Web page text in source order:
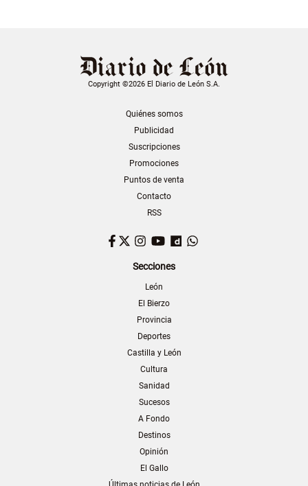
Copyright ©2026 El Diario de León S.A.
Quiénes somos
Publicidad
Suscripciones
Promociones
Puntos de venta
Contacto
RSS
Facebook
TwitterInstagram
YouTubeDailymotion
Secciones
León
El Bierzo
Provincia
Deportes
Castilla y León
Cultura
Sanidad
Sucesos
A Fondo
Destinos
Opinión
El Gallo